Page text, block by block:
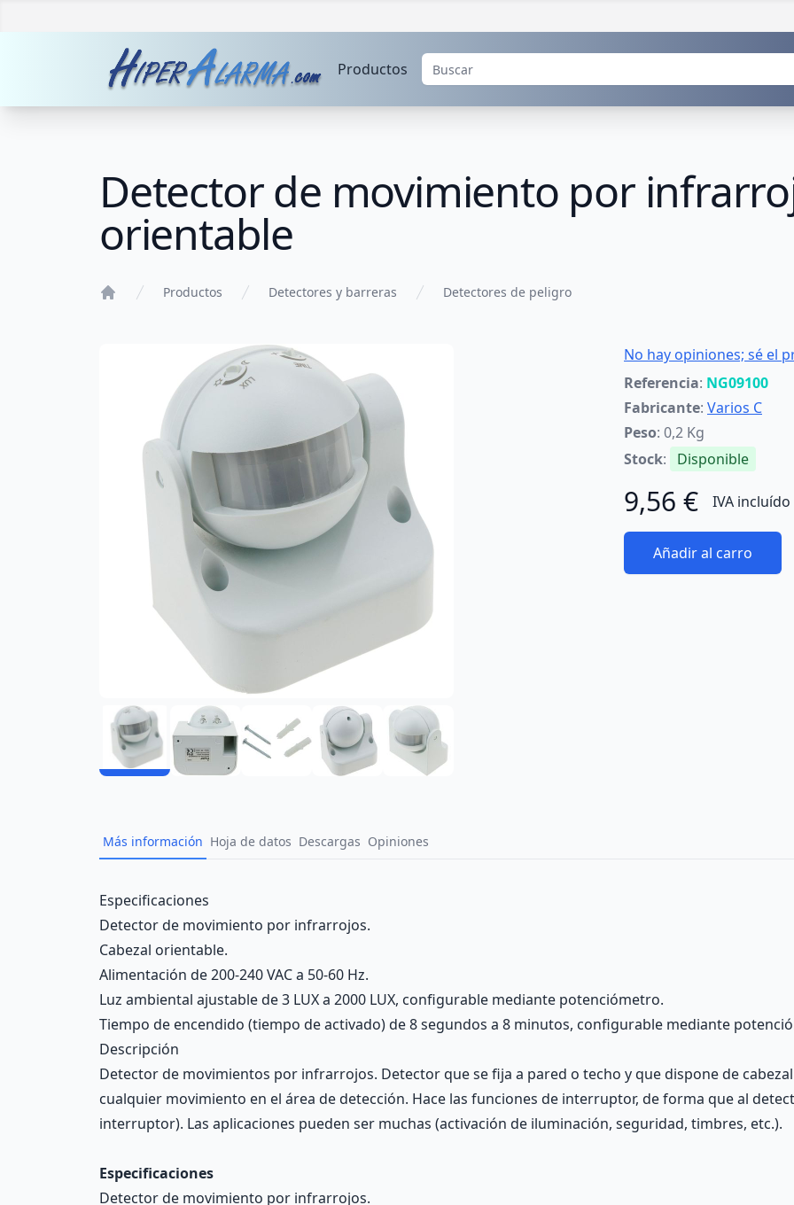
Productos
Detector de movimiento por
orientable
Productos Detectores y barreras Detectores de peligro
No hay opiniones; sé el
Referencia: NG09100
Fabricante: Varios C
Peso: 0,2 Kg
Stock: Disponible
9,56 € IVA incluído
Añadir al carro
Más información Hoja de datos Descargas Opiniones
Description
Especificaciones
Detector de movimiento por infrarrojos.
Cabezal orientable.
Alimentación de 200-240 VAC a 50-60 Hz.
Luz ambiental ajustable de 3 LUX a 2000 LUX, configurable mediante potenciómetro.
Tiempo de encendido (tiempo de activado) de 8 segundos a 8 minutos, configurable mediante
Descripción
Detector de movimientos por infrarrojos. Detector que se fija a pared o techo y que dispone de
cualquier movimiento en el área de detección. Hace las funciones de interruptor, de forma que al
interruptor). Las aplicaciones pueden ser muchas (activación de iluminación, seguridad, timbres, etc.).
Especificaciones
Detector de movimiento por infrarrojos.